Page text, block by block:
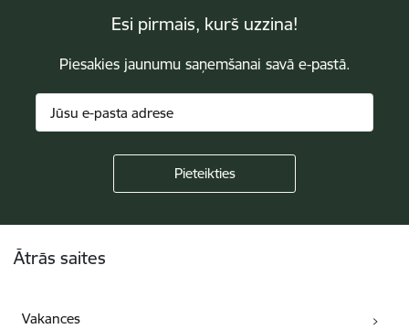
Esi pirmais, kurš uzzina!
Piesakies jaunumu saņemšanai savā e-pastā.
Ātrās saites
Vakances